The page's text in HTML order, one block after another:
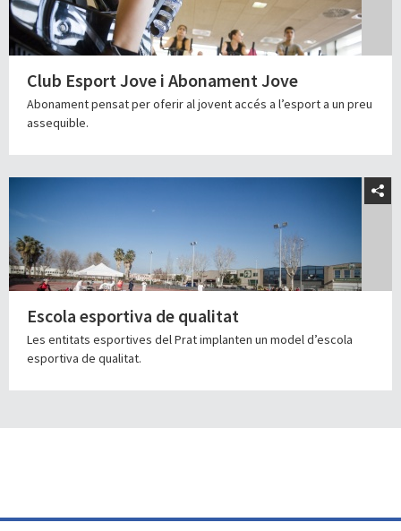
Club Esport Jove i Abonament Jove
Abonament pensat per oferir al jovent accés a l’esport a un preu
assequible.
Escola esportiva de qualitat
Les entitats esportives del Prat implanten un model d’escola
esportiva de qualitat.